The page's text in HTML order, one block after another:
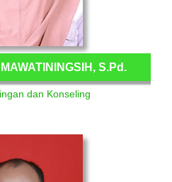
S.Pd.
dan Konseling